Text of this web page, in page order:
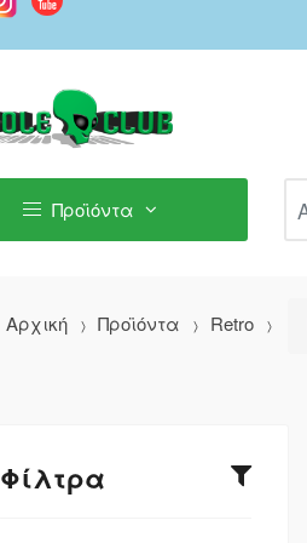
Προϊόντα
Αρχική Προϊόντα Retro
Φίλτρα